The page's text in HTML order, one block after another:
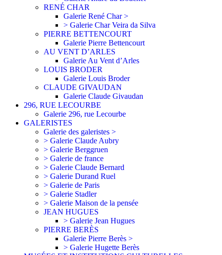
RENÉ CHAR
Galerie René Char >
> Galerie Char Veira da Silva
PIERRE BETTENCOURT
Galerie Pierre Bettencourt
AU VENT D’ARLES
Galerie Au Vent d’Arles
LOUIS BRODER
Galerie Louis Broder
CLAUDE GIVAUDAN
Galerie Claude Givaudan
296, RUE LECOURBE
Galerie 296, rue Lecourbe
GALERISTES
Galerie des galeristes >
> Galerie Claude Aubry
> Galerie Berggruen
> Galerie de france
> Galerie Claude Bernard
> Galerie Durand Ruel
> Galerie de Paris
> Galerie Stadler
> Galerie Maison de la pensée
JEAN HUGUES
> Galerie Jean Hugues
PIERRE BERÈS
Galerie Pierre Berès >
> Galerie Hugette Berès